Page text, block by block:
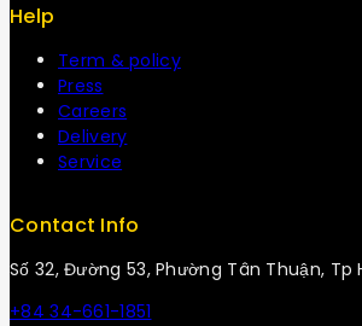
Help
Term & policy
Press
Careers
Delivery
Service
Contact Info
Số 32, Đường 53, Phường Tân Thuận, Tp
+84 34-661-1851